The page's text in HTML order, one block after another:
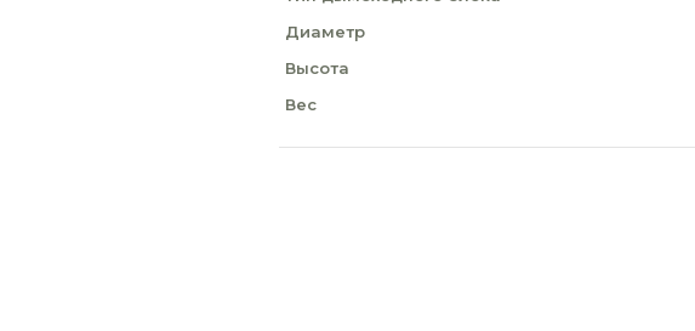
Диаметр
Высота
Вес